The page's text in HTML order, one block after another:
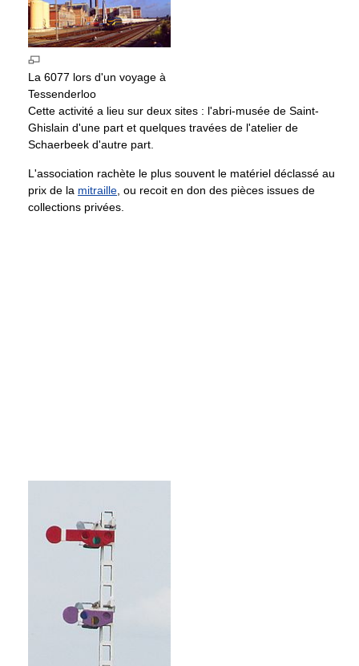
La 6077 lors d'un voyage à
Tessenderloo
Cette activité a lieu sur deux sites : l'abri-musée de Saint-
Ghislain d'une part et quelques travées de l'atelier de
Schaerbeek d'autre part.
L'association rachète le plus souvent le matériel déclassé au
prix de la mitraille , ou recoit en don des pièces issues de
collections privées.